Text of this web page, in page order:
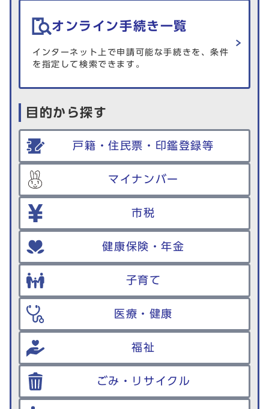
オンライン手続き一覧
インターネット上で申請可能な手続きを、条件
を指定して検索できます。
目的から探す
戸籍・住民票・印鑑登録等
マイナンバー
市税
健康保険・年金
子育て
医療・健康
福祉
ごみ・リサイクル